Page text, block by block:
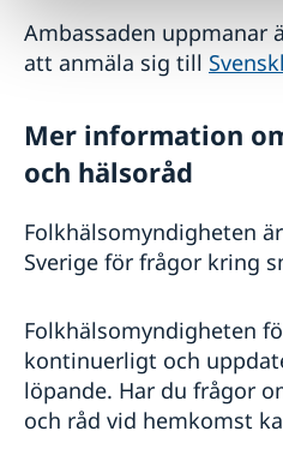
Ambassaden uppmanar
att anmäla sig till
Mer information
och hälsoråd
Folkhälsomyndigheten
Sverige för frågor kring
Folkhälsomyndigheten
kontinuerligt och
löpande. Har du frågor
och råd vid hemkomst